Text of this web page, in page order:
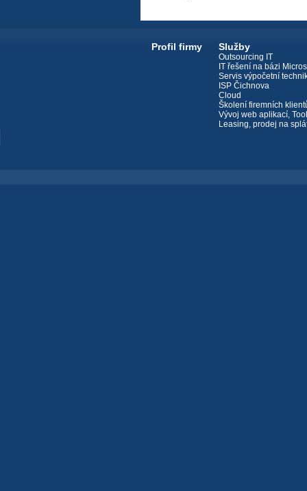
Profil firmy Služby
Outsourcing IT
IT řešení na bázi
Servis výpočetní
ISP Čichnova
Cloud
Školení firemních
Vývoj web aplikací,
Leasing, prodej na